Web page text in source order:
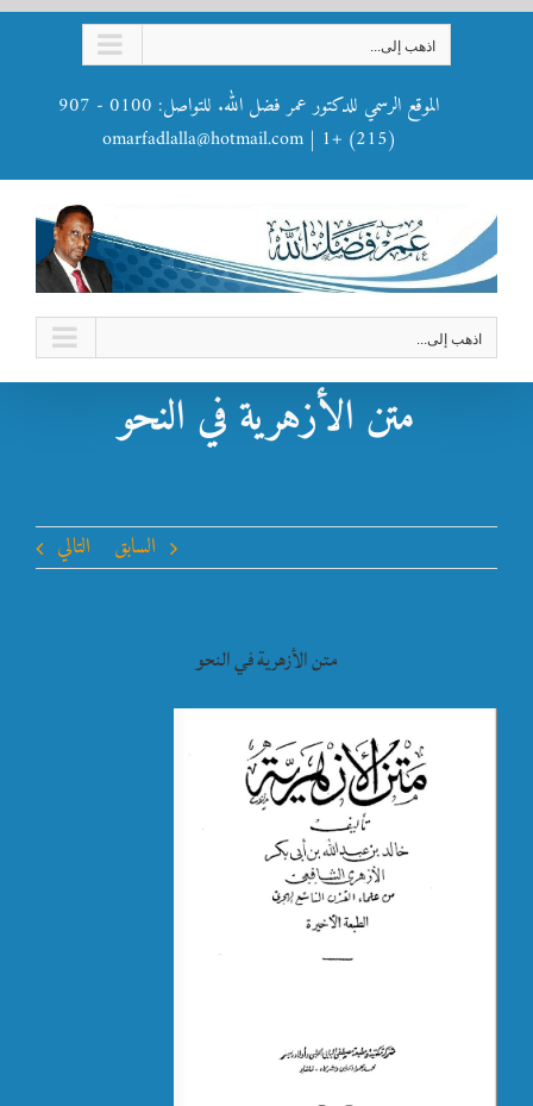
اذهب إلى...
الموقع الرسمي للدكتور عمر فضل الله. للتواصل: 0100 - 907
(215) +1
|
omarfadlalla@hotmail.com
اذهب إلى...
متن الأزهرية في النحو
السابق التالي
متن الأزهرية في النحو